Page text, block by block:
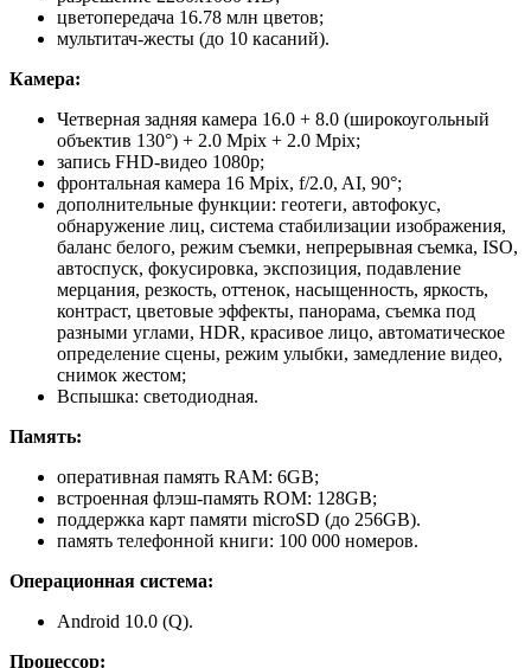
цветопередача 16.78 млн цветов;
мультитач-жесты (до 10 касаний).
Камера:
Четверная задняя камера 16.0 + 8.0 (широкоугольный
объектив 130°) + 2.0 Mpix + 2.0 Mpix;
запись FHD-видео 1080p;
фронтальная камера 16 Mpix, f/2.0, AI, 90°;
дополнительные функции: геотеги, автофокус,
обнаружение лиц, система стабилизации изображения,
баланс белого, режим съемки, непрерывная съемка, ISO,
автоспуск, фокусировка, экспозиция, подавление
мерцания, резкость, оттенок, насыщенность, яркость,
контраст, цветовые эффекты, панорама, съемка под
разными углами, HDR, красивое лицо, автоматическое
определение сцены, режим улыбки, замедление видео,
снимок жестом;
Вспышка: светодиодная.
Память:
оперативная память RAM: 6GB;
встроенная флэш-память ROM: 128GB;
поддержка карт памяти microSD (до 256GB).
память телефонной книги: 100 000 номеров.
Операционная система:
Android 10.0 (Q).
Процессор: